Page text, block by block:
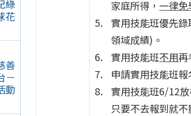
綠
花
善
－
動
家庭所得， 一律免
實用技能班優先
領域成績)。
實用技能班不用再
申請實用技能班
實用技能班6/12
只要不去報到就